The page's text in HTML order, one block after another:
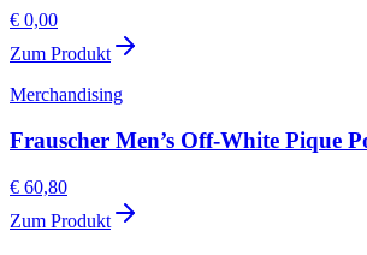
€ 0,00
Zum Produkt
Merchandising
Frauscher Men’s Off-White Pique
€ 60,80
Zum Produkt